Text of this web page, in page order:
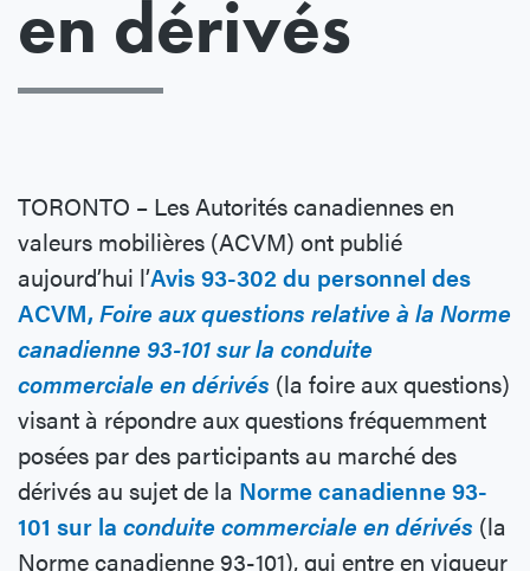
en dérivés
TORONTO – Les Autorités canadiennes en
valeurs mobilières (ACVM) ont publié
aujourd’hui l’Avis 93-302 du personnel des
ACVM, Foire aux questions relative à la Norme
canadienne 93-101 sur la conduite
commerciale en dérivés (la foire aux questions)
visant à répondre aux questions fréquemment
posées par des participants au marché des
dérivés au sujet de la Norme canadienne 93-
101 sur la conduite commerciale en dérivés (la
Norme canadienne 93-101), qui entre en vigueur